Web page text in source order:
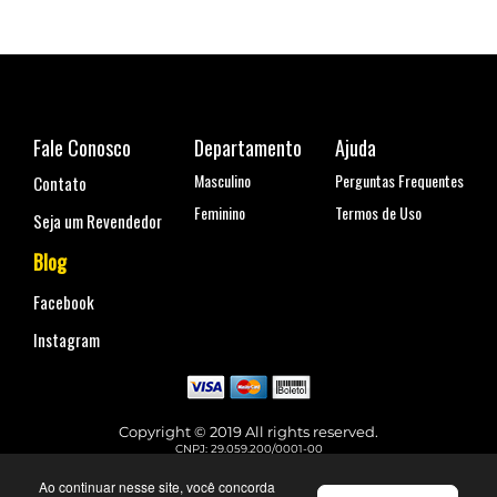
Ao continuar nesse site, você concorda
Fale Conosco
Contato
Seja um Revendedor
Blog
Facebook
Instagram
Departamento
Masculino
Feminino
Ajuda
Perguntas Frequentes
Termos de Uso
Copyright © 2019 All rights reserved.
CNPJ: 29.059.200/0001-00
Telefone para contato: (11) 99144-4129